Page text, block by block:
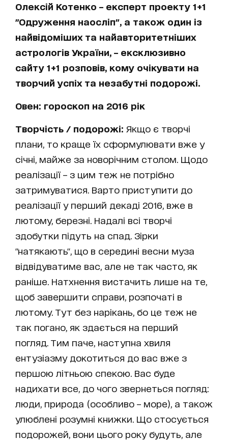
Олексій Котенко – експерт проекту 1+1
"Одруження наосліп", а також один із
найвідоміших та найавторитетніших
астрологів України, – ексклюзивно
сайту 1+1 розповів, кому очікувати на
творчий успіх та незабутні подорожі.
Овен: гороскоп на 2016 рік
Творчість / подорожі: Якщо є творчі
плани, то краще їх сформулювати вже у
січні, майже за новорічним столом. Щодо
реалізації – з цим теж не потрібно
затримуватися. Варто приступити до
реалізації у перший декаді 2016, вже в
лютому, березні. Надалі всі творчі
здобутки підуть на спад. Зірки
"натякають", що в середині весни муза
відвідуватиме вас, але не так часто, як
раніше. Натхнення вистачить лише на те,
щоб завершити справи, розпочаті в
лютому. Тут без нарікань, бо це теж не
так погано, як здається на перший
погляд. Тим паче, наступна хвиля
ентузіазму докотиться до вас вже з
першою літньою спекою. Вас буде
надихати все, до чого звернеться погляд:
люди, природа (особливо – море), а також
улюблені розумні книжки. Що стосується
подорожей, вони цього року будуть, але